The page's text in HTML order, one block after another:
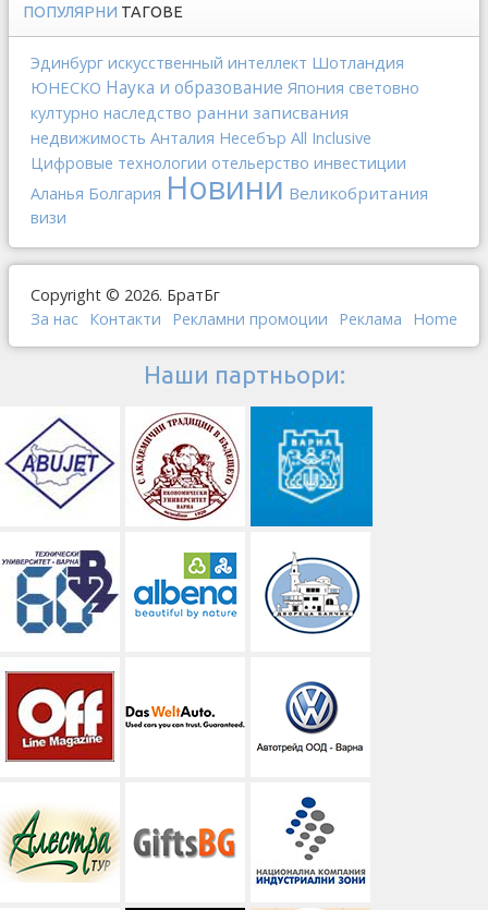
ПОПУЛЯРНИ ТАГОВЕ
Эдинбург искусственный интеллект Шотландия
ЮНЕСКО Наука и образование Япония световно
културно наследство ранни записвания
недвижимость Анталия Несебър All Inclusive
Цифровые технологии отельерство инвестиции
Аланья Болгария Новини Великобритания
визи
Copyright © 2026. БратБг
За нас Контакти Рекламни промоции Реклама Home
Наши партньори: